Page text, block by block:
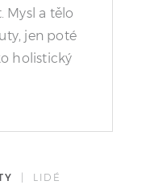
Mysl a tělo
jen poté
holistický
| LIDÉ